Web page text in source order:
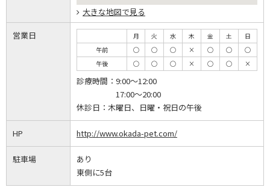
大きな地図で見る
営業日 月 火 水 木 金 土
日
午前
◯ ◯ ◯ × ◯ ◯
◯
午後
◯ ◯ ◯ × ◯ ◯ ×
診療時間： 9:00～12:00
17:00～20:00
休診日： 木曜日、日曜・祝日の午後
HP http://www.okada-pet.com/
駐車場
あり
東側に5台